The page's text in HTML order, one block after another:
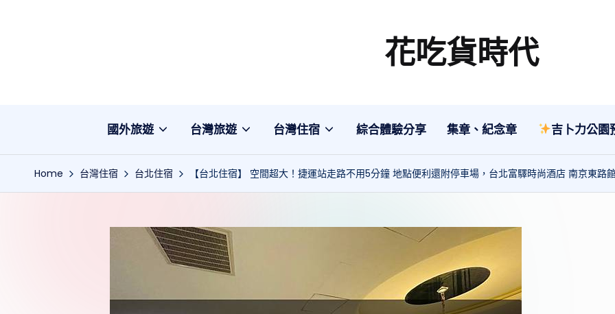
花吃貨時代
分
地
美
行
程、
綜
合
體
國外旅遊 台灣旅遊 台灣住宿 綜合體驗分享 集章、紀念章 吉卜力公園
Home 台灣住宿 台北住宿 【台北住宿】 空間超大！捷運站走路不用5分鐘 地點便利還附停車場，台北富驛時尚酒店 南京東路